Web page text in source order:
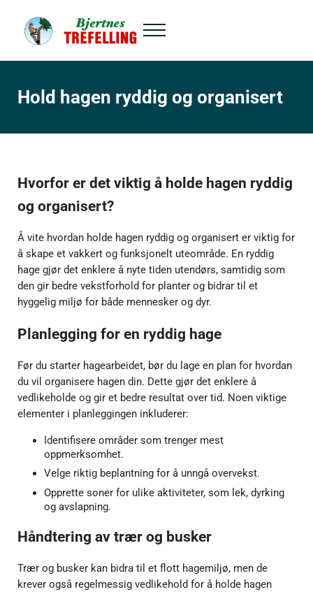
Bjertnes Trefelling
Menu
Hold hagen ryddig og organisert
Hvorfor er det viktig å holde hagen ryddig
og organisert?
Å vite hvordan holde hagen ryddig og organisert er viktig for
å skape et vakkert og funksjonelt uteområde. En ryddig
hage gjør det enklere å nyte tiden utendørs, samtidig som
den gir bedre vekstforhold for planter og bidrar til et
hyggelig miljø for både mennesker og dyr.
Planlegging for en ryddig hage
Før du starter hagearbeidet, bør du lage en plan for hvordan
du vil organisere hagen din. Dette gjør det enklere å
vedlikeholde og gir et bedre resultat over tid. Noen viktige
elementer i planleggingen inkluderer:
Identifisere områder som trenger mest
oppmerksomhet.
Velge riktig beplantning for å unngå overvekst.
Opprette soner for ulike aktiviteter, som lek, dyrking
og avslapning.
Håndtering av trær og busker
Trær og busker kan bidra til et flott hagemiljø, men de
krever også regelmessig vedlikehold for å holde hagen